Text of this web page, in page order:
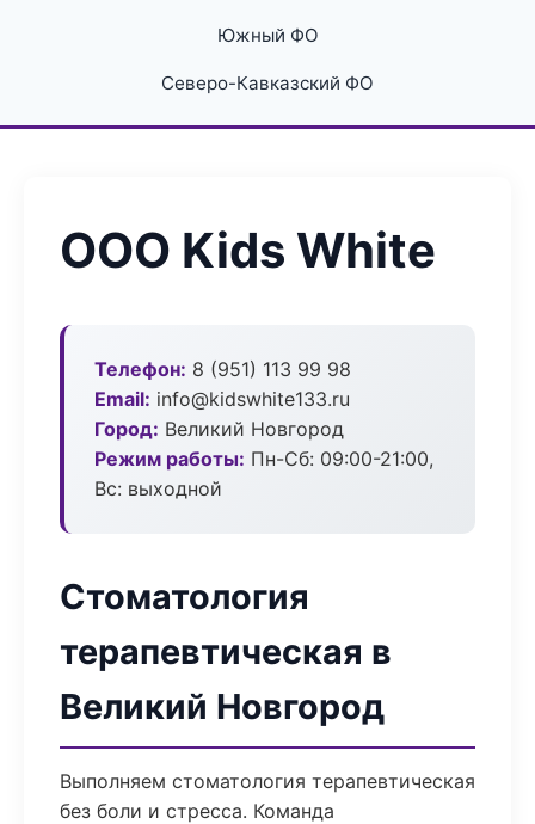
Южный ФО
Северо-Кавказский ФО
ООО Kids White
Телефон: 8 (951) 113 99 98
Email: info@kidswhite133.ru
Город: Великий Новгород
Режим работы: Пн-Сб: 09:00-21:00,
Вс: выходной
Стоматология
терапевтическая в
Великий Новгород
Выполняем стоматология терапевтическая
без боли и стресса. Команда